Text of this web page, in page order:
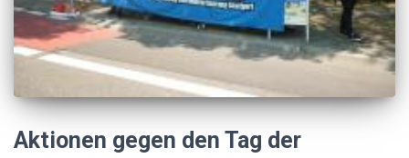
Aktionen gegen den Tag der